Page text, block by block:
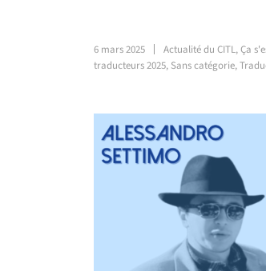
6 mars 2025 Actualité du CITL,Ça
traducteurs 2025, Sans catégorie,